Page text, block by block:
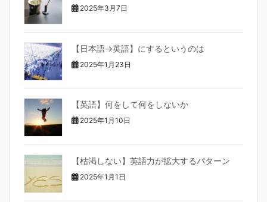
o
k
2025年3月7日
【日本語→英語】にするというのは
2025年1月23日
【英語】何をして何をしないか
2025年1月10日
【枯渇しない】英語力が拡大するパターン
2025年1月1日